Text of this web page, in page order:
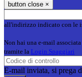
button close ×
all'indirizzo indicato con le
Non hai una e-mail
tramite la Login Spaggiari
E-mail inviata, si prega